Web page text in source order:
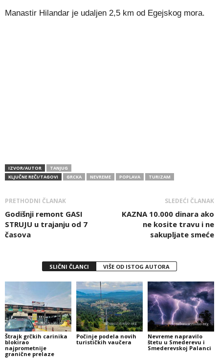
Manastir Hilandar je udaljen 2,5 km od Egejskog mora.
IZVOR/AUTOR
TANJUG
KLJUČNE REČI/TAGOVI
GRCKA NEVREME POPLAVA TURIZAM
PRETHODNI ČLANAK
Godišnji remont GASI
STRUJU u trajanju od 7
časova
SLEDEĆI ČLANAK
KAZNA 10.000 dinara ako
ne kosite travu i ne
sakupljate smeće
SLIČNI ČLANCI VIŠE OD ISTOG AUTORA
Štrajk grčkih carinika
blokirao
najprometnije
granične prelaze
Počinje podela novih
turističkih vaučera
Nevreme napravilo
štetu u Smederevu i
Smederevskoj Palanci